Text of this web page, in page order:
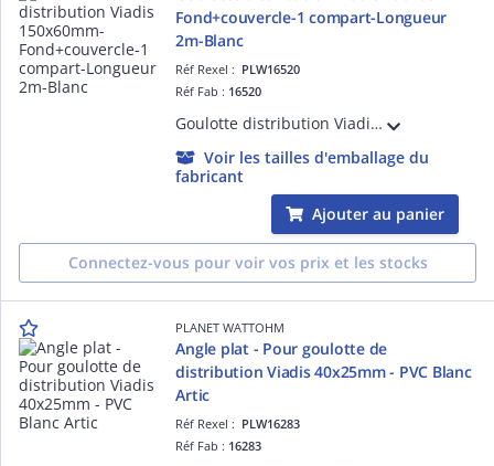
Fond+couvercle-1 compart-Longueur
2m-Blanc
Réf Rexel : PLW16520
Réf Fab : 16520
Goulotte distribution Viadis 150x60mm-Fond+couvercle-1 compart-Longueur 2m-Blanc
Voir les tailles d'emballage du
fabricant
Ajouter au panier
Connectez-vous pour voir vos prix et les stocks
PLANET WATTOHM
Angle plat - Pour goulotte de
distribution Viadis 40x25mm - PVC Blanc
Artic
Réf Rexel : PLW16283
Réf Fab : 16283